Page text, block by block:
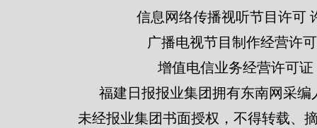
信息网络传播视听节目许可
广播电视节目制作经营许
增值电信业务经营许可证
福建日报报业集团拥有东南网采
未经报业集团书面授权，不得转载、